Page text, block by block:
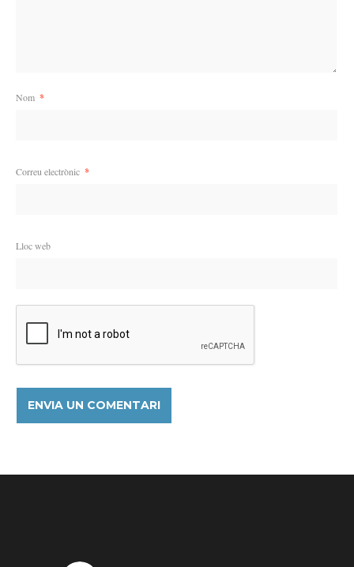
Nom *
Correu electrònic *
Lloc web